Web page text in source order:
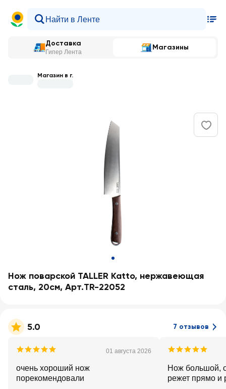
Доставка
Гипер Лента
Магазины
Магазин в г.
Нож поварской TALLER Katto, нержавеющая
сталь, 20см, Арт.TR-22052
5.0 7 отзывов
01 августа 2026
очень хороший нож
порекомендовали
Нож большой,
режет прямо и